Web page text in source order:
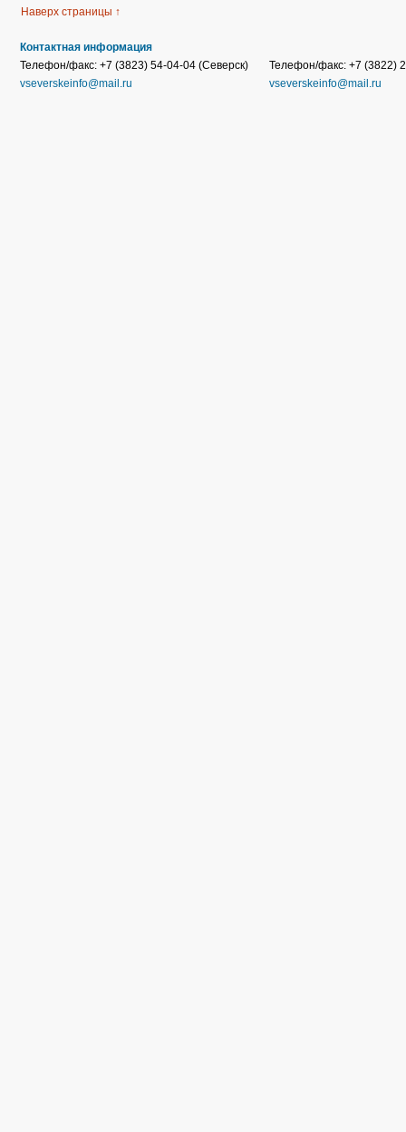
Наверх страницы ↑
Контактная информация
Телефон/факс: +7 (3823) 54-04-04 (Северск)
vseverskeinfo@mail.ru
Телефон/факс: +7 (3822)
vseverskeinfo@mail.ru